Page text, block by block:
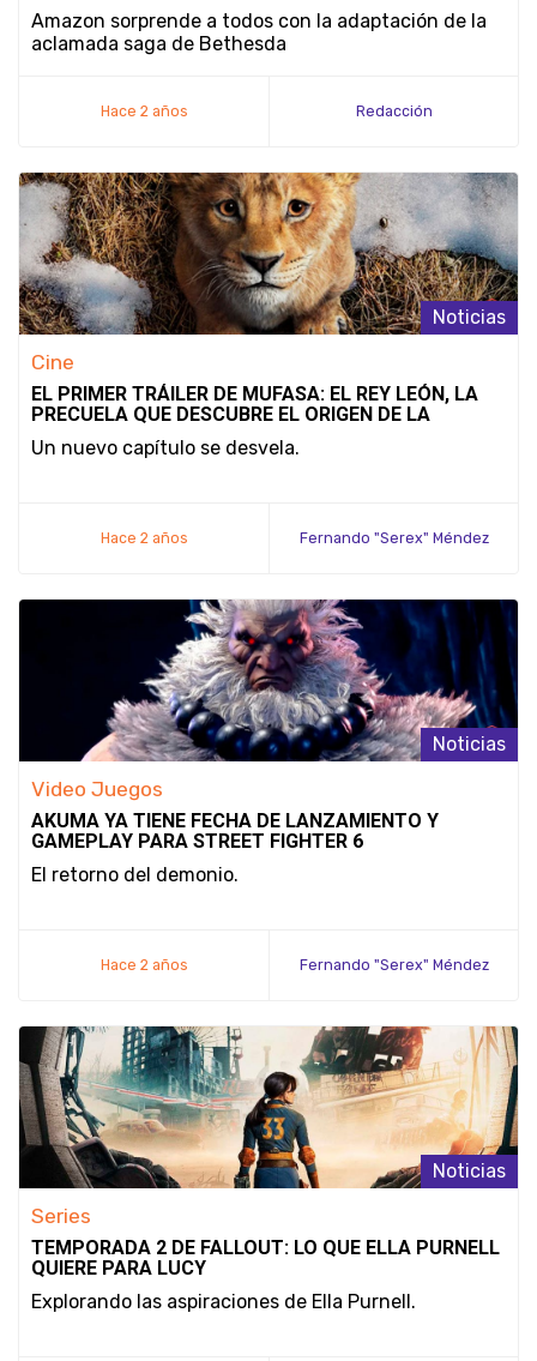
Amazon sorprende a todos con la adaptación de la
aclamada saga de Bethesda
Hace 2 años Redacción
Noticias
Cine
EL PRIMER TRÁILER DE MUFASA: EL REY LEÓN, LA
PRECUELA QUE DESCUBRE EL ORIGEN DE LA
LEYENDA
Un nuevo capítulo se desvela.
Hace 2 años Fernando "Serex" Méndez
Noticias
Video Juegos
AKUMA YA TIENE FECHA DE LANZAMIENTO Y
GAMEPLAY PARA STREET FIGHTER 6
El retorno del demonio.
Hace 2 años Fernando "Serex" Méndez
Noticias
Series
TEMPORADA 2 DE FALLOUT: LO QUE ELLA PURNELL
QUIERE PARA LUCY
Explorando las aspiraciones de Ella Purnell.